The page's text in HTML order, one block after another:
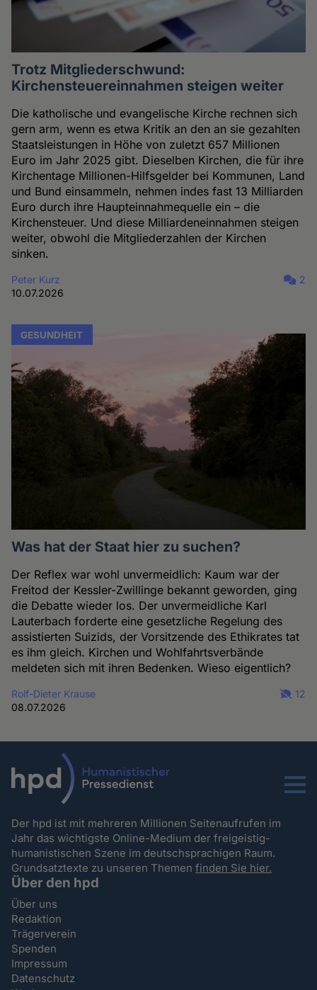
Trotz Mitgliederschwund:
Kirchensteuereinnahmen steigen weiter
Die katholische und evangelische Kirche rechnen sich
gern arm, wenn es etwa Kritik an den an sie gezahlten
Staatsleistungen in Höhe von zuletzt 657 Millionen
Euro im Jahr 2025 gibt. Dieselben Kirchen, die für ihre
Kirchentage Millionen-Hilfsgelder bei Kommunen, Land
und Bund einsammeln, nehmen indes fast 13 Milliarden
Euro durch ihre Haupteinnahmequelle ein – die
Kirchensteuer. Und diese Milliardeneinnahmen steigen
weiter, obwohl die Mitgliederzahlen der Kirchen
sinken.
Peter Kurz
10.07.2026
2
GESUNDHEIT
Was hat der Staat hier zu suchen?
Der Reflex war wohl unvermeidlich: Kaum war der
Freitod der Kessler-Zwillinge bekannt geworden, ging
die Debatte wieder los. Der unvermeidliche Karl
Lauterbach forderte eine gesetzliche Regelung des
assistierten Suizids, der Vorsitzende des Ethikrates tat
es ihm gleich. Kirchen und Wohlfahrtsverbände
meldeten sich mit ihren Bedenken. Wieso eigentlich?
Rolf-Dieter Krause
08.07.2026
12
Menu
Der hpd ist mit mehreren Millionen Seitenaufrufen im
Jahr das wichtigste Online-Medium der freigeistig-
humanistischen Szene im deutschsprachigen Raum.
Grundsatztexte zu unseren Themenfinden Sie hier.
Über den hpd
Über uns
Redaktion
Trägerverein
Spenden
Impressum
Datenschutz